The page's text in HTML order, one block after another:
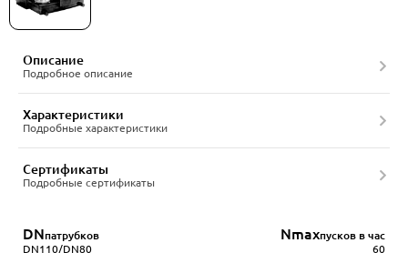
Описание
Подробное описание
Характеристики
Подробные характеристики
Сертификаты
Подробные сертификаты
DNпатрубков
DN110/DN80
Nmaxпусков в час
60